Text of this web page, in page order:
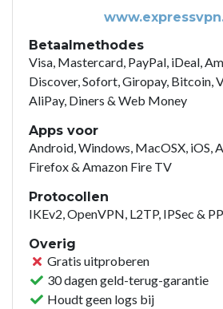
Betaalmethodes
Visa, Mastercard, PayPal, iDeal,
Discover, Sofort, Giropay, Bitcoin,
AliPay, Diners & Web Money
Apps voor
Android, Windows, MacOSX, iOS,
Firefox & Amazon Fire TV
Protocollen
IKEv2, OpenVPN, L2TP, IPSec &
Overig
Gratis uitproberen
30 dagen geld-terug-garantie
Houdt geen logs bij